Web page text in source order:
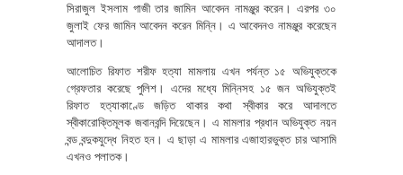
সিরাজুল ইসলাম গাজী তার জামিন আবেদন নামঞ্জুর করেন। এরপর ৩০
জুলাই ফের জামিন আবেদন করেন মিন্নি। এ আবেদনও নামঞ্জুর করেছেন
আদালত।
আলোচিত রিফাত শরীফ হত্যা মামলায় এখন পর্যন্ত ১৫ অভিযুক্তকে
গ্রেফতার করেছে পুলিশ। এদের মধ্যে মিন্নিসহ ১৫ জন অভিযুক্তই
রিফাত হত্যাকাণ্ডে জড়িত থাকার কথা স্বীকার করে আদালতে
স্বীকারোক্তিমূলক জবানবন্দি দিয়েছেন। এ মামলার প্রধান অভিযুক্ত নয়ন
বন্ড বন্দুকযুদ্ধে নিহত হন। এ ছাড়া এ মামলার এজাহারভুক্ত চার আসামি
এখনও পলাতক।